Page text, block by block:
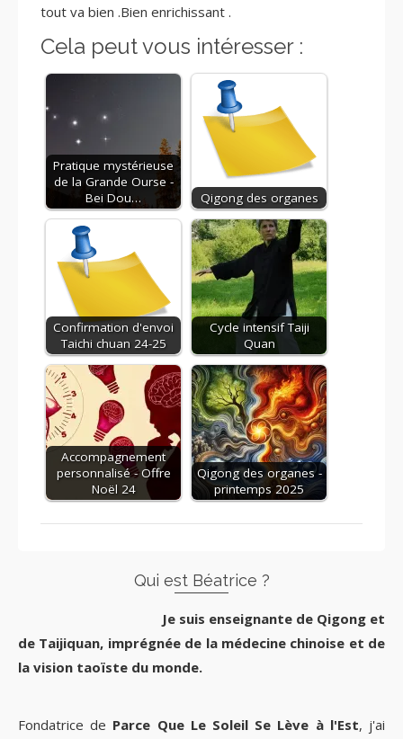
tout va bien .Bien enrichissant .
Cela peut vous intéresser :
Pratique mystérieuse
de la Grande Ourse -
Bei Dou…
Qigong des organes
Confirmation d'envoi
Taichi chuan 24-25
Cycle intensif Taiji
Quan
Accompagnement
personnalisé - Offre
Noël 24
Qigong des organes -
printemps 2025
Qui est Béatrice ?
Je suis enseignante de Qigong et
de Taijiquan, imprégnée de la médecine chinoise et de
la vision taoïste du monde.
Fondatrice de Parce Que Le Soleil Se Lève à l'Est, j'ai